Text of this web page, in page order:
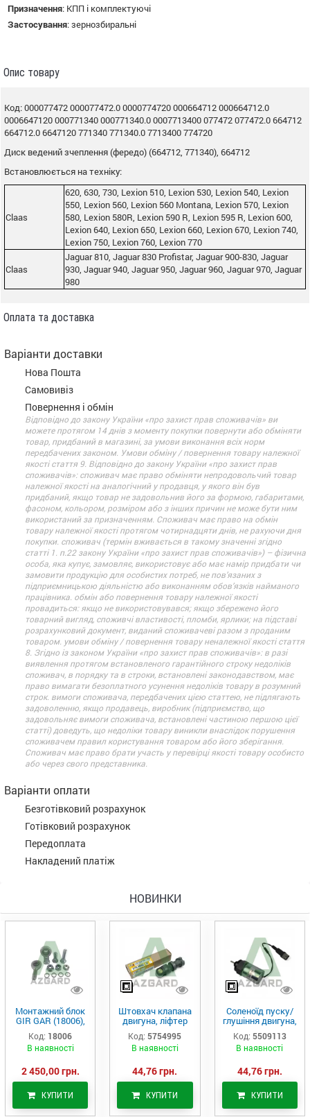
Призначення: КПП і комплектуючі
Застосування:зернозбиральні
Опис товару
Код: 000077472 000077472.0 0000774720 000664712 000664712.0
0006647120 000771340 000771340.0 0007713400 077472 077472.0 664712
664712.0 6647120 771340 771340.0 7713400 774720
Диск ведений зчеплення (фередо) (664712, 771340), 664712
Встановлюється на техніку:
Claas
620, 630, 730, Lexion 510, Lexion 530, Lexion 540, Lexion
550, Lexion 560, Lexion 560 Montana, Lexion 570, Lexion
580, Lexion 580R, Lexion 590 R, Lexion 595 R, Lexion 600,
Lexion 640, Lexion 650, Lexion 660, Lexion 670, Lexion 740,
Lexion 750, Lexion 760, Lexion 770
Claas
Jaguar 810, Jaguar 830 Profistar, Jaguar 900-830, Jaguar
930, Jaguar 940, Jaguar 950, Jaguar 960, Jaguar 970, Jaguar
980
Оплата та доставка
Варіанти доставки
Нова Пошта
Самовивіз
Повернення і обмін
Відповідно до закону України «про захист прав споживачів» ви
можете протягом 14 днів з моменту покупки повернути або обміняти
товар, придбаний в магазині, за умови виконання всіх норм
передбачених законом. Умови обміну / повернення товару належної
якості стаття 9. Відповідно до закону України «про захист прав
споживачів»: споживач має право обміняти непродовольчий товар
належної якості на аналогічний у продавця, у якого він був
придбаний, якщо товар не задовольнив його за формою, габаритами,
фасоном, кольором, розміром або з інших причин не може бути ним
використаний за призначенням. Споживач має право на обмін
товару належної якості протягом чотирнадцяти днів, не рахуючи дня
покупки. споживач (термін вживається в такому значенні згідно
статті 1. п.22 закону України «про захист прав споживачів») – фізична
особа, яка купує, замовляє, використовує або має намір придбати чи
замовити продукцію для особистих потреб, не пов’язаних з
підприємницькою діяльністю або виконанням обов’язків найманого
працівника. обмін або повернення товару належної якості
провадиться: якщо не використовувався; якщо збережено його
товарний вигляд, споживчі властивості, пломби, ярлики; на підставі
розрахунковий документ, виданий споживачеві разом з проданим
товаром. умови обміну / повернення товару неналежної якості стаття
8. Згідно із законом України «про захист прав споживачів»: в разі
виявлення протягом встановленого гарантійного строку недоліків
споживач, в порядку та в строки, встановлені законодавством, має
право вимагати безоплатного усунення недоліків товару в розумний
строк. вимоги споживача, передбачених цією статтею, не підлягають
задоволенню, якщо продавець, виробник (підприємство, що
задовольняє вимоги споживача, встановлені частиною першою цієї
статті) доведуть, що недоліки товару виникли внаслідок порушення
споживачем правил користування товаром або його зберігання.
Споживач має право брати участь у перевірці якості товару особисто
або через свого представника.
Варіанти оплати
Безготівковий розрахунок
Готівковий розрахунок
Передоплата
Накладений платіж
НОВИНКИ
Монтажний блок
GIR GAR (18006),
Аналог
Код: 18006
В наявності
2 450,00 грн.
КУПИТИ
Штовхач клапана
двигуна, ліфтер
(575-4995)
Код: 5754995
В наявності
44,76 грн.
КУПИТИ
Соленоїд пуску/
глушіння двигуна,
актуатор (550-
9113)
Код: 5509113
В наявності
44,76 грн.
КУПИТИ